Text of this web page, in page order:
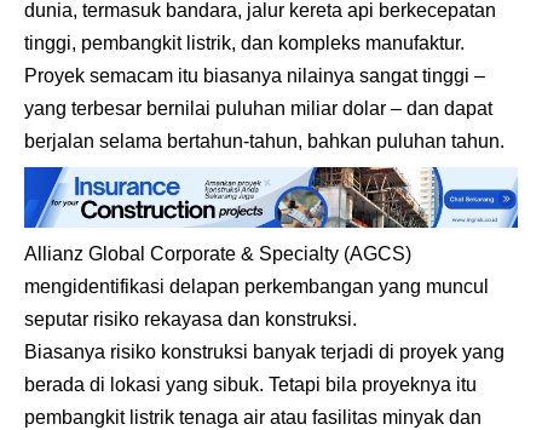
dunia, termasuk bandara, jalur kereta api berkecepatan
tinggi, pembangkit listrik, dan kompleks manufaktur.
Proyek semacam itu biasanya nilainya sangat tinggi –
yang terbesar bernilai puluhan miliar dolar – dan dapat
berjalan selama bertahun-tahun, bahkan puluhan tahun.
Allianz Global Corporate & Specialty (AGCS)
mengidentifikasi delapan perkembangan yang muncul
seputar risiko rekayasa dan konstruksi.
Biasanya risiko konstruksi banyak terjadi di proyek yang
berada di lokasi yang sibuk. Tetapi bila proyeknya itu
pembangkit listrik tenaga air atau fasilitas minyak dan